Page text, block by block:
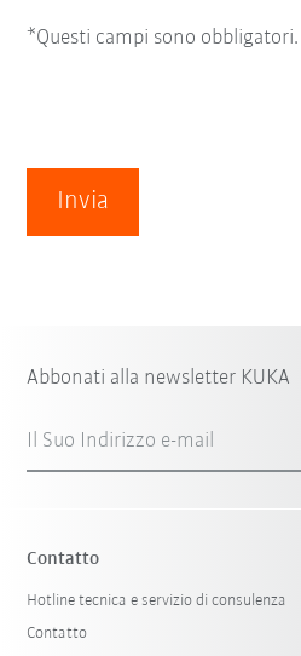
*Questi campi sono obbligatori.
Invia
Abbonati alla newsletter KUKA
Il Suo Indirizzo e-mail
Contatto
Hotline tecnica e servizio di consulenza
Contatto